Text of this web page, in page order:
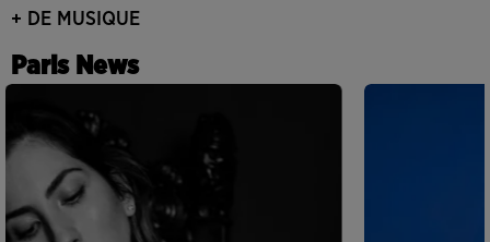
+ DE MUSIQUE
Paris News